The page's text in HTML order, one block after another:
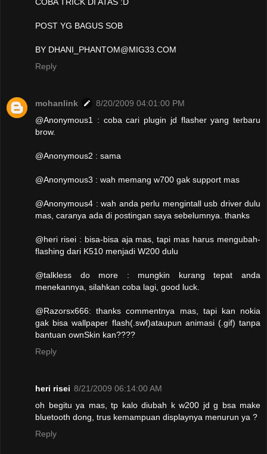
COBA TRICK DI ATAS :D
POST YG BAGUS SOB
BY DHANI_PHANTOM@MIG33.COM
Reply
mohanlink
8/20/2009 04:01:00 PM
@Anonymous1 : coba cari plugin jd flasher yang terbaru
brow.
@Anonymous2 : sama
@Anonymous3 : wah memang w700 gak support mas
@Anonymous4 : wah anda perlu mengintall usb driver dulu
mas, caranya ada di postingan saya sebelumnya. thanks
@heri risei : bisa-bisa aja mas, tapi mas harus mengubah-
flashing dari K510 menjadi W200 dulu
@talkless do more : mungkin kurang tepat anda
menekannya, silahkan coba lagi, good luck.
@Razorsx666: thanks commentnya mas, tapi kan nokia
gak bisa wallpaper flash(.swf)ataupun animasi (.gif) tanpa
bantuan ownSkin kan????
Reply
heri risei 8/21/2009 06:14:00 AM
oh begitu ya mas, tp kalo diubah k w200 jd g bsa make
bluetooth dong, trus kemampuan displaynya menurun ya ?
Reply